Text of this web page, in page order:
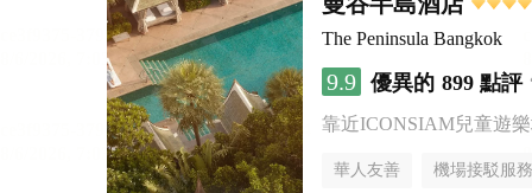
The Peninsula Bangkok
9.9 優異的 899 點評
靠近ICONSIAM兒童遊
華人友善 機場接駁服務